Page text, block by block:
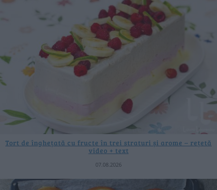
Tort de înghețată cu fructe în trei straturi și arome – rețetă
video + text
07.08.2026